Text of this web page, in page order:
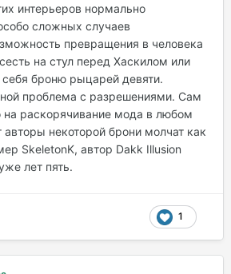
интерьеров нормально
сложных случаев
превращения в человека
на стул перед Хаскилом или
себя броню рыцарей девяти.
проблема с разрешениями. Сам
на раскорячивание мода в любом
авторы некоторой брони молчат как
SkeletonK, автор Dakk Illusion
лет пять.
1